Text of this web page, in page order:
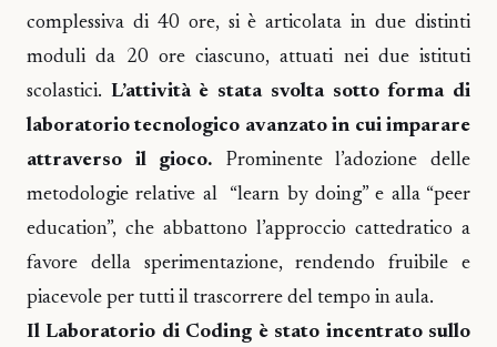
complessiva di 40 ore, si è articolata in due distinti
moduli da 20 ore ciascuno, attuati nei due istituti
scolastici. L’attività è stata svolta sotto forma di
laboratorio tecnologico avanzato in cui imparare
attraverso il gioco. Prominente l’adozione delle
metodologie relative al “learn by doing” e alla “peer
education”, che abbattono l’approccio cattedratico a
favore della sperimentazione, rendendo fruibile e
piacevole per tutti il trascorrere del tempo in aula.
Il Laboratorio di Coding è stato incentrato sullo